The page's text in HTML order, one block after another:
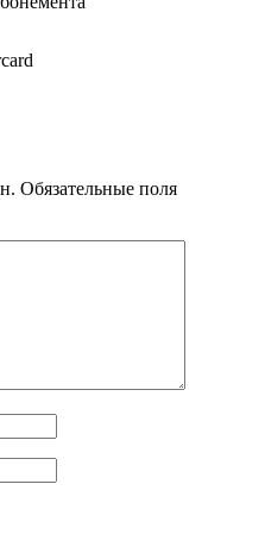
Обязательные поля